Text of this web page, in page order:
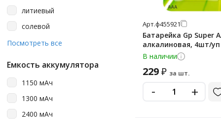
cr123a
cr1616
cr2
cr2016
cr2025
литиевый
солевой
щелочная
Посмотреть все
Емкость аккумулятора
1150 мАч
1300 мАч
2400 мАч
Арт.ф455921
Батарейка Gp Super
алкалиновая, 4шт/уп
В наличии
229₽ за шт.
- +